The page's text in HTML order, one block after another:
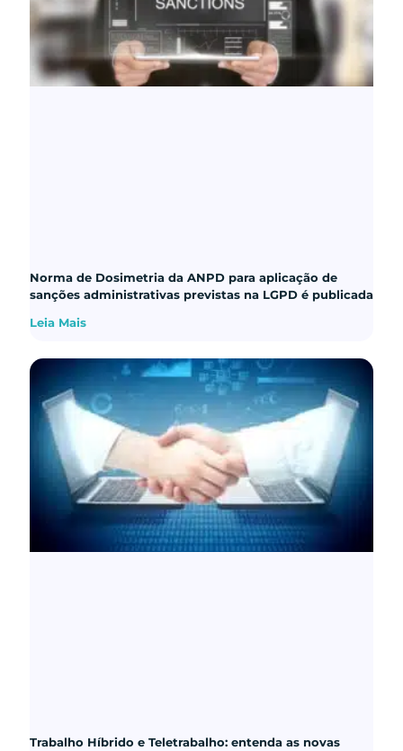
Norma de Dosimetria da ANPD para aplicação de
sanções administrativas previstas na LGPD é publicada
Leia Mais
Trabalho Híbrido e Teletrabalho: entenda as novas